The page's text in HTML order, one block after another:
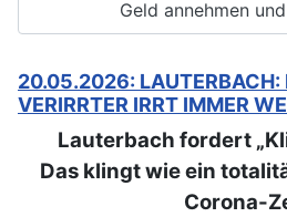
Geld annehmen
20.05.2026: LAUTERBACH:
VERIRRTER IRRT IMMER
Lauterbach fordert
Das klingt wie ein
Corona-